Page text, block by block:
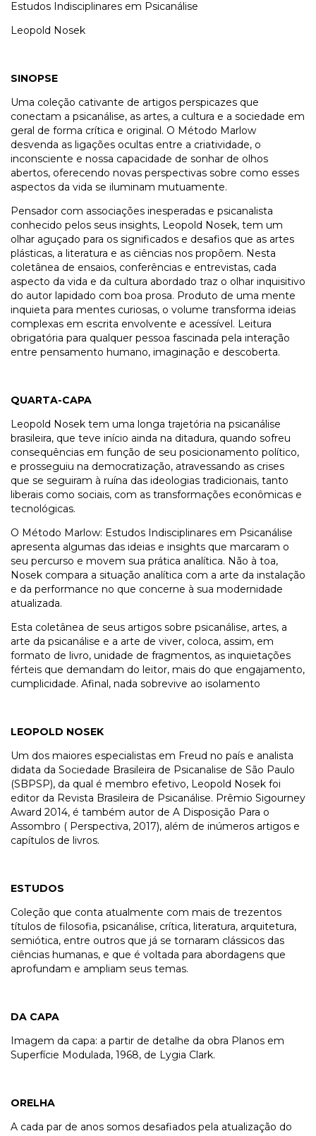
Estudos Indisciplinares em Psicanálise
Leopold Nosek
SINOPSE
Uma coleção cativante de artigos perspicazes que
conectam a psicanálise, as artes, a cultura e a sociedade em
geral de forma crítica e original. O Método Marlow
desvenda as ligações ocultas entre a criatividade, o
inconsciente e nossa capacidade de sonhar de olhos
abertos, oferecendo novas perspectivas sobre como esses
aspectos da vida se iluminam mutuamente.
Pensador com associações inesperadas e psicanalista
conhecido pelos seus insights, Leopold Nosek, tem um
olhar aguçado para os significados e desafios que as artes
plásticas, a literatura e as ciências nos propõem. Nesta
coletânea de ensaios, conferências e entrevistas, cada
aspecto da vida e da cultura abordado traz o olhar inquisitivo
do autor lapidado com boa prosa. Produto de uma mente
inquieta para mentes curiosas, o volume transforma ideias
complexas em escrita envolvente e acessível. Leitura
obrigatória para qualquer pessoa fascinada pela interação
entre pensamento humano, imaginação e descoberta.
QUARTA-CAPA
Leopold Nosek tem uma longa trajetória na psicanálise
brasileira, que teve início ainda na ditadura, quando sofreu
consequências em função de seu posicionamento político,
e prosseguiu na democratização, atravessando as crises
que se seguiram à ruína das ideologias tradicionais, tanto
liberais como sociais, com as transformações econômicas e
tecnológicas.
O Método Marlow: Estudos Indisciplinares em Psicanálise
apresenta algumas das ideias e insights que marcaram o
seu percurso e movem sua prática analítica. Não à toa,
Nosek compara a situação analítica com a arte da instalação
e da performance no que concerne à sua modernidade
atualizada.
Esta coletânea de seus artigos sobre psicanálise, artes, a
arte da psicanálise e a arte de viver, coloca, assim, em
formato de livro, unidade de fragmentos, as inquietações
férteis que demandam do leitor, mais do que engajamento,
cumplicidade. Afinal, nada sobrevive ao isolamento
LEOPOLD NOSEK
Um dos maiores especialistas em Freud no país e analista
didata da Sociedade Brasileira de Psicanalise de São Paulo
(SBPSP), da qual é membro efetivo, Leopold Nosek foi
editor da Revista Brasileira de Psicanálise. Prêmio Sigourney
Award 2014, é também autor de A Disposição Para o
Assombro ( Perspectiva, 2017), além de inúmeros artigos e
capítulos de livros.
ESTUDOS
Coleção que conta atualmente com mais de trezentos
títulos de filosofia, psicanálise, crítica, literatura, arquitetura,
semiótica, entre outros que já se tornaram clássicos das
ciências humanas, e que é voltada para abordagens que
aprofundam e ampliam seus temas.
DA CAPA
Imagem da capa: a partir de detalhe da obra Planos em
Superfície Modulada, 1968, de Lygia Clark.
ORELHA
A cada par de anos somos desafiados pela atualização do